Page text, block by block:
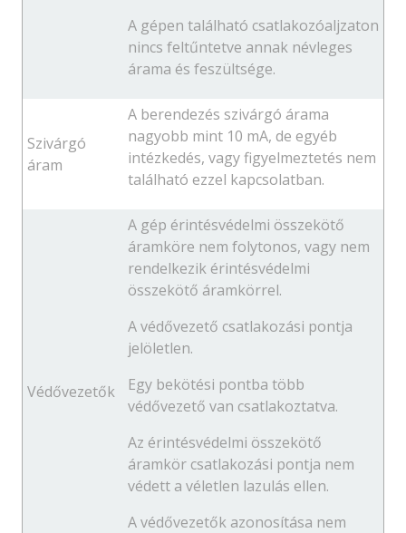
A gépen található csatlakozóaljzaton
nincs feltűntetve annak névleges
árama és feszültsége.
Szivárgó
áram
A berendezés szivárgó árama
nagyobb mint 10 mA, de egyéb
intézkedés, vagy figyelmeztetés nem
található ezzel kapcsolatban.
Védővezetők
A gép érintésvédelmi összekötő
áramköre nem folytonos, vagy nem
rendelkezik érintésvédelmi
összekötő áramkörrel.
A védővezető csatlakozási pontja
jelöletlen.
Egy bekötési pontba több
védővezető van csatlakoztatva.
Az érintésvédelmi összekötő
áramkör csatlakozási pontja nem
védett a véletlen lazulás ellen.
A védővezetők azonosítása nem